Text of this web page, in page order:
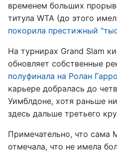
временем больших
титула WTA (до этого
покорила престижный
На турнирах Grand Slam
обновляет собственные
полуфинала на Ролан
карьере добралась до
Уимблдоне, хотя раньше
здесь дальше третьего
Примечательно, что сама
отмечала, что не имела